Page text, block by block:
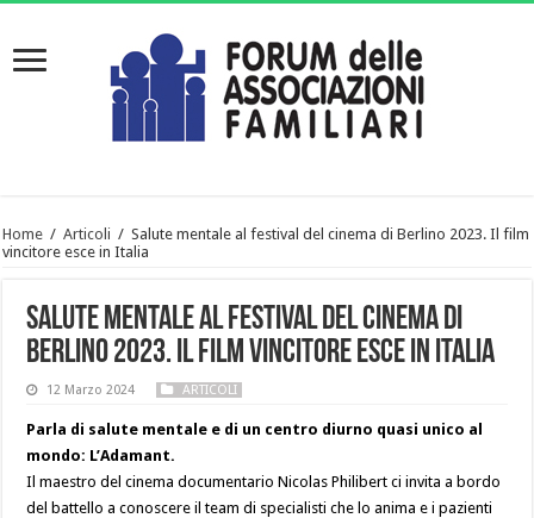
Home / Articoli / Salute mentale al festival del cinema di Berlino 2023. Il film
vincitore esce in Italia
Salute mentale al festival del cinema di
Berlino 2023. Il film vincitore esce in Italia
12 Marzo 2024 ARTICOLI
Parla di salute mentale e di un centro diurno quasi unico al
mondo: L’Adamant.
Il maestro del cinema documentario Nicolas Philibert ci invita a bordo
del battello a conoscere il team di specialisti che lo anima e i pazienti